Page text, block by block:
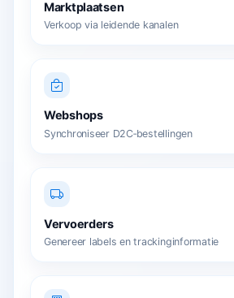
Marktplaatsen
Verkoop via leidende kanalen
Webshops
Synchroniseer D2C‑bestellingen
Vervoerders
Genereer labels en trackinginformatie